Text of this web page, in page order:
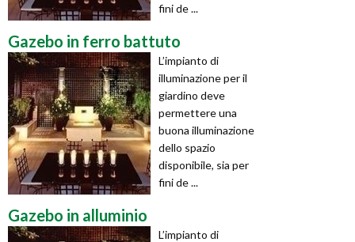
fini de ...
Gazebo in ferro battuto
L’impianto di
illuminazione per il
giardino deve
permettere una
buona illuminazione
dello spazio
disponibile, sia per
fini de ...
Gazebo in alluminio
L’impianto di